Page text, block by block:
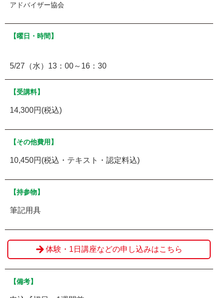
アドバイザー協会
【曜日・時間】
5/27（水）13：00～16：30
【受講料】
14,300円(税込)
【その他費用】
10,450円(税込・テキスト・認定料込)
【持参物】
筆記用具
体験・1日講座などの申し込みはこちら
【備考】